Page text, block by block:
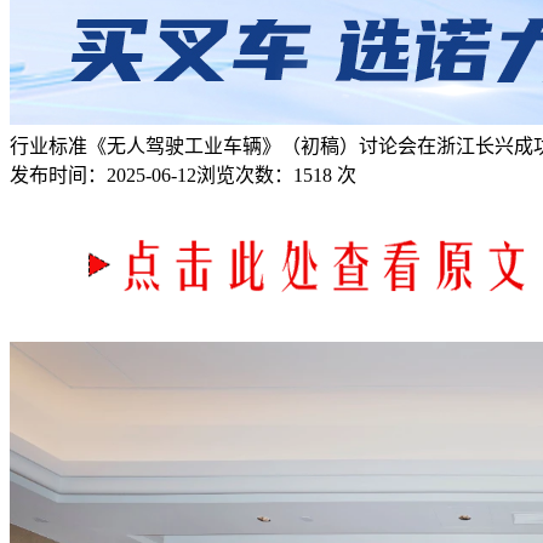
行业标准《无人驾驶工业车辆》（初稿）讨论会在浙江长兴成
发布时间： 2025-06-12浏览次数： 1518 次